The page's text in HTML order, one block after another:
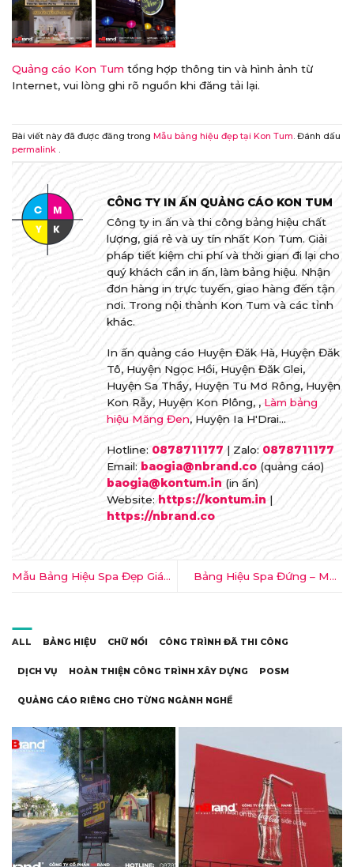
Quảng cáo Kon Tum tổng hợp thông tin và hình ảnh từ
Internet, vui lòng ghi rõ nguồn khi đăng tải lại.
Bài viết này đã được đăng trong Mẫu bảng hiệu đẹp tại Kon Tum . Đánh dấu
permalink
CÔNG TY IN ẤN QUẢNG CÁO KON TUM
Công ty in ấn và thi công bảng hiệu chất
lượng, giá rẻ và uy tín nhất Kon Tum. Giải
pháp tiết kiệm chi phí và thời gian đi lại cho
quý khách cần in ấn, làm bảng hiệu. Nhận
đơn hàng in trực tuyến, giao hàng đến tận
nơi. Trong nội thành Kon Tum và các tỉnh
khác.
In ấn quảng cáo Huyện Đăk Hà, Huyện Đăk
Tô, Huyện Ngọc Hồi, Huyện Đăk Glei,
Huyện Sa Thầy, Huyện Tu Mơ Rông, Huyện
Kon Rẫy, Huyện Kon Plông, , Làm bảng
hiệu Măng Đen, Huyện Ia H'Drai...
Hotline: 0878711177 | Zalo:0878711177
Email: baogia@nbrand.co (quảng cáo)
baogia@kontum.in (in ấn)
Website: https://kontum.in |
https://nbrand.co
Mẫu Bảng Hiệu Spa Đẹp Giá
Bảng Hiệu Spa Đứng – Mẫu
ALL BẢNG HIỆU CHỮ NỔI CÔNG TRÌNH ĐÃ THI CÔNG
DỊCH VỤ HOÀN THIỆN CÔNG TRÌNH XÂY DỰNG POSM
QUẢNG CÁO RIÊNG CHO TỪNG NGÀNH NGHỀ